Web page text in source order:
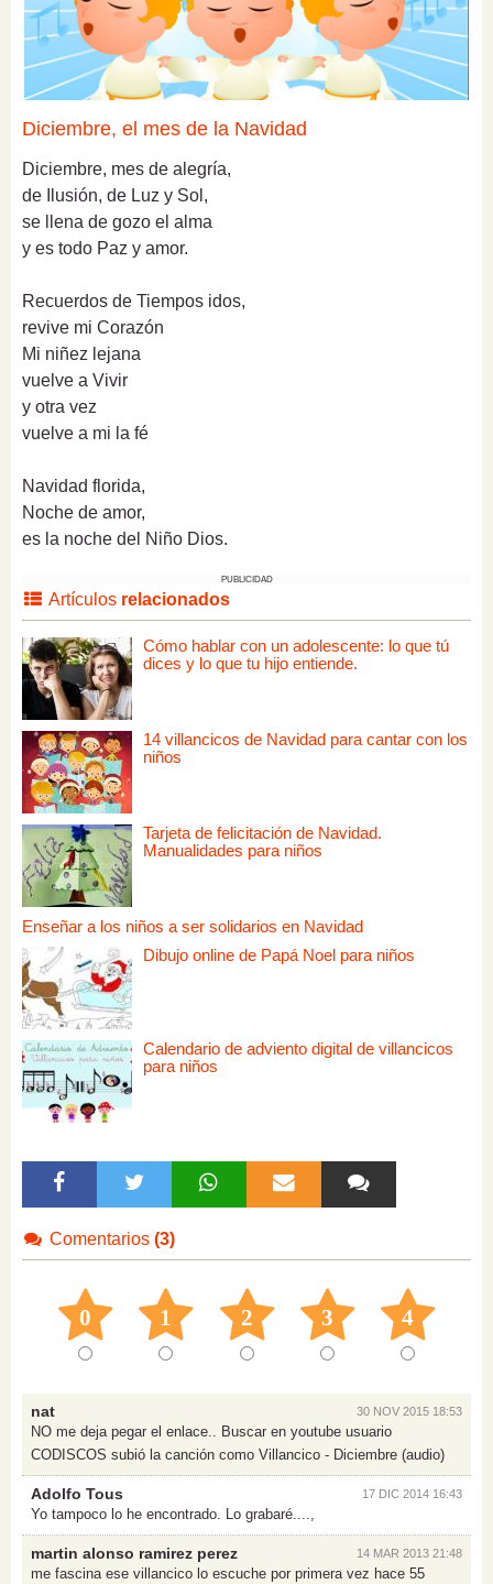
Diciembre, el mes de la Navidad
Diciembre, mes de alegría,
de Ilusión, de Luz y Sol,
se llena de gozo el alma
y es todo Paz y amor.
Recuerdos de Tiempos idos,
revive mi Corazón
Mi niñez lejana
vuelve a Vivir
y otra vez
vuelve a mi la fé
Navidad florida,
Noche de amor,
es la noche del Niño Dios.
PUBLICIDAD
Artículos relacionados
Cómo hablar con un adolescente: lo que tú
dices y lo que tu hijo entiende.
14 villancicos de Navidad para cantar con los
niños
Tarjeta de felicitación de Navidad.
Manualidades para niños
Enseñar a los niños a ser solidarios en Navidad
Dibujo online de Papá Noel para niños
Calendario de adviento digital de villancicos
para niños
Comentarios (3)
0 1 2 3 4
30 NOV 2015 18:53
nat
NO me deja pegar el enlace.. Buscar en youtube usuario
CODISCOS subió la canción como Villancico - Diciembre (audio)
17 DIC 2014 16:43
Adolfo Tous
Yo tampoco lo he encontrado. Lo grabaré....,
14 MAR 2013 21:48
martin alonso ramirez perez
me fascina ese villancico lo escuche por primera vez hace 55